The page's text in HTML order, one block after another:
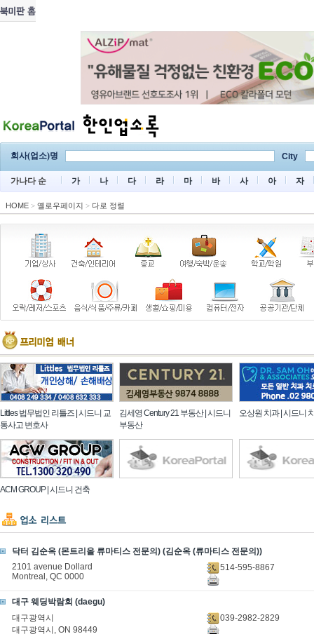
회사(업소)명 City
가나다 순 가 나 다 라 마 바 사 아 자
HOME > 옐로우페이지 > 다로 정렬
Littles 법무법인 리틀즈 | 시드니 교
통사고 변호사
김세영 Century 21 부동산 | 시드니
부동산
오상원 치과 | 시드니
ACM GROUP | 시드니 건축
닥터 김순옥 (몬트리올 류마티스 전문의) (김순옥 (류마티스 전문의))
2101 avenue Dollard
Montreal, QC 0000
514-595-8867
대구 웨딩박람회 (daegu)
대구광역시
대구광역시, ON 98449
039-2982-2829